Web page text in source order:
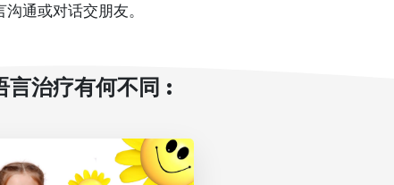
通或对话交朋友。
言治疗有何不同 :